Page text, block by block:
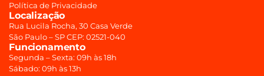
Política de Privacidade
Localização
Rua Lucila Rocha, 30 Casa Verde
São Paulo – SP CEP: 02521-040
Funcionamento
Segunda – Sexta: 09h às 18h
Sábado: 09h às 13h